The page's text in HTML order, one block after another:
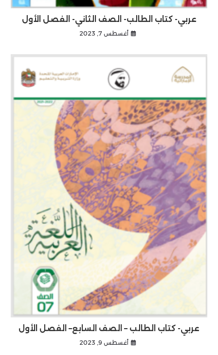
عربي- كتاب الطالب- الصف الثاني- الفصل الأول
أغسطس 7, 2023
عربي- كتاب الطالب – الصف السابع– الفصل الأول
أغسطس 9, 2023